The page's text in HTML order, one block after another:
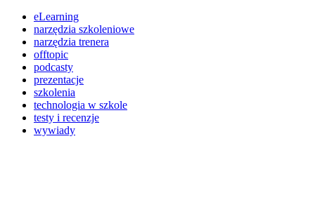
eLearning
narzędzia szkoleniowe
narzędzia trenera
offtopic
podcasty
prezentacje
szkolenia
technologia w szkole
testy i recenzje
wywiady